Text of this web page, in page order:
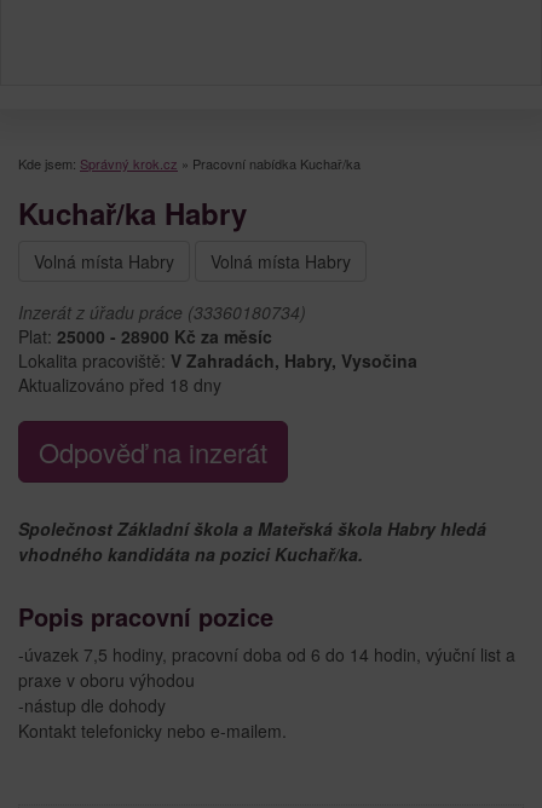
Kde jsem: Správný krok.cz » Pracovní nabídka Kuchař/ka
Kuchař/ka Habry
Volná místa Habry Volná místa Habry
Inzerát z úřadu práce (33360180734)
Plat: 25000 - 28900 Kč za měsíc
Lokalita pracoviště: V Zahradách, Habry, Vysočina
Aktualizováno před 18 dny
Odpověď na inzerát
Společnost Základní škola a Mateřská škola Habry hledá
vhodného kandidáta na pozici Kuchař/ka.
Popis pracovní pozice
-úvazek 7,5 hodiny, pracovní doba od 6 do 14 hodin, výuční list a
praxe v oboru výhodou
-nástup dle dohody
Kontakt telefonicky nebo e-mailem.